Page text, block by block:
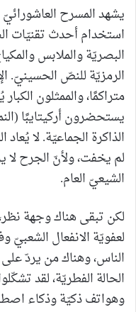
يشهد المسرح
استخدام أحدث تقنيّات
البصريّة والملابس
الرمزيّة للنصّ الحسينيّ.
متراكمًا، والممثلون
يستحضرون أركيتايبًا
الذاكرة الجماعيّة. لا
لم يخفت، ولأنّ الجرح
الشيعيّ العام.
لكن تبقى هناك وجهة
لعفويّة الانفعال الشعبيّ
الناس، وهناك من يردّ
الحالة الفطريّة، لقد
وهواتف ذكيّة وذكاء